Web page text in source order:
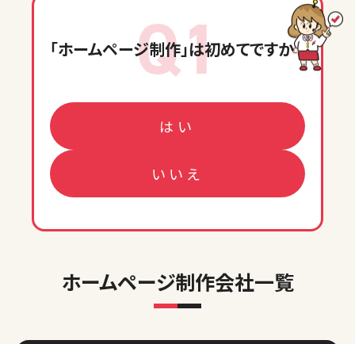
Q1
「ホームページ制作」は初めてですか？
はい
いいえ
ホームページ制作会社一覧